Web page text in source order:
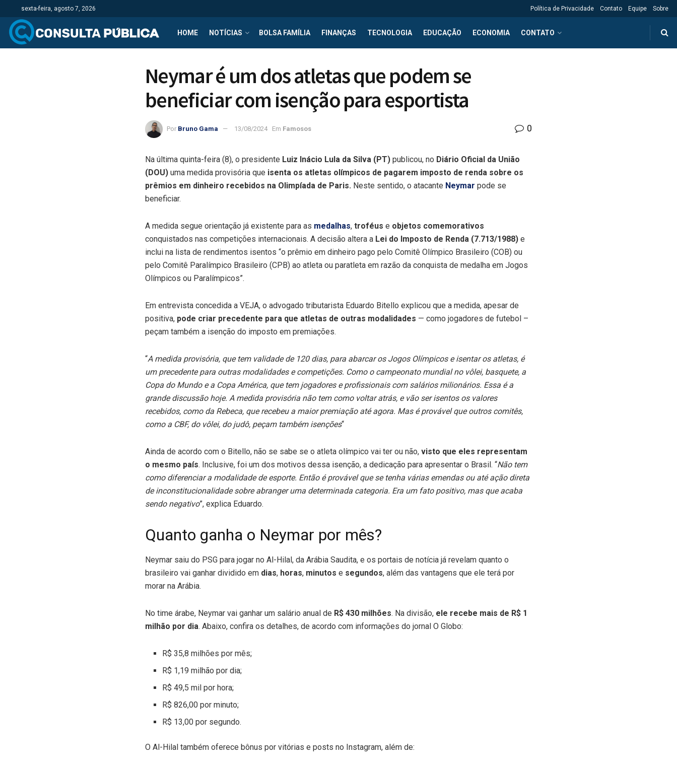
sexta-feira, agosto 7, 2026 Política de Privacidade Contato Equipe Sobre
HOME NOTÍCIAS BOLSA FAMÍLIA FINANÇAS TECNOLOGIA EDUCAÇÃO ECONOMIA CONTATO
Neymar é um dos atletas que podem se
beneficiar com isenção para esportista
Por Bruno Gama 13/08/2024 Em Famosos 0
Na última quinta-feira (8), o presidente Luiz Inácio Lula da Silva (PT) publicou, no Diário Oficial da União
(DOU) uma medida provisória que isenta os atletas olímpicos de pagarem imposto de renda sobre os
prêmios em dinheiro recebidos na Olimpíada de Paris. Neste sentido, o atacante Neymar pode se
beneficiar.
A medida segue orientação já existente para as medalhas, troféus e objetos comemorativos
conquistados nas competições internacionais. A decisão altera a Lei do Imposto de Renda (7.713/1988) e
inclui na lista de rendimentos isentos “o prêmio em dinheiro pago pelo Comitê Olímpico Brasileiro (COB) ou
pelo Comitê Paralímpico Brasileiro (CPB) ao atleta ou paratleta em razão da conquista de medalha em Jogos
Olímpicos ou Paralímpicos”.
Em entrevista concedida a VEJA, o advogado tributarista Eduardo Bitello explicou que a medida, apesar de
positiva, pode criar precedente para que atletas de outras modalidades — como jogadores de futebol –
peçam também a isenção do imposto em premiações.
“A medida provisória, que tem validade de 120 dias, para abarcar os Jogos Olímpicos e isentar os atletas, é
um precedente para outras modalidades e competições. Como o campeonato mundial no vôlei, basquete, a
Copa do Mundo e a Copa América, que tem jogadores e profissionais com salários milionários. Essa é a
grande discussão hoje. A medida provisória não tem como voltar atrás, e vão ser isentos os valores
recebidos, como da Rebeca, que recebeu a maior premiação até agora. Mas é provável que outros comitês,
como a CBF, do vôlei, do judô, peçam também isenções“
Ainda de acordo com o Bitello, não se sabe se o atleta olímpico vai ter ou não, visto que eles representam
o mesmo país. Inclusive, foi um dos motivos dessa isenção, a dedicação para apresentar o Brasil. “Não tem
como diferenciar a modalidade de esporte. Então é provável que se tenha várias emendas ou até ação direta
de inconstitucionalidade sobre abranger uma determinada categoria. Era um fato positivo, mas que acaba
sendo negativo”, explica Eduardo.
Quanto ganha o Neymar por mês?
Neymar saiu do PSG para jogar no Al-Hilal, da Arábia Saudita, e os portais de notícia já revelam quanto o
brasileiro vai ganhar dividido em dias, horas, minutos e segundos, além das vantagens que ele terá por
morar na Arábia.
No time árabe, Neymar vai ganhar um salário anual de R$ 430 milhões. Na divisão, ele recebe mais de R$ 1
milhão por dia. Abaixo, confira os detalhes, de acordo com informações do jornal O Globo:
R$ 35,8 milhões por mês;
R$ 1,19 milhão por dia;
R$ 49,5 mil por hora;
R$ 826,00 por minuto;
R$ 13,00 por segundo.
O Al-Hilal também oferece bônus por vitórias e posts no Instagram, além de: